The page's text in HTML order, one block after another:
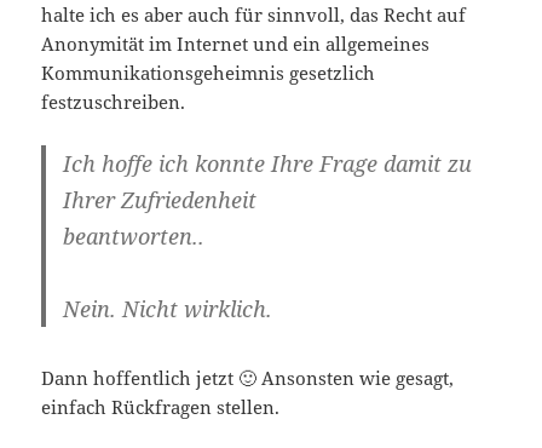
halte ich es aber auch für sinnvoll, das Recht auf
Anonymität im Internet und ein allgemeines
Kommunikationsgeheimnis gesetzlich
festzuschreiben.
Ich hoffe ich konnte Ihre Frage damit zu
Ihrer Zufriedenheit
beantworten..
Nein. Nicht wirklich.
Dann hoffentlich jetzt 🙂 Ansonsten wie gesagt,
einfach Rückfragen stellen.